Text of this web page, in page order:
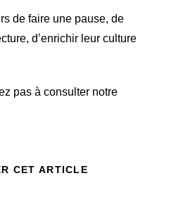
de faire une pause, de
d’enrichir leur culture
pas à consulter notre
CET ARTICLE